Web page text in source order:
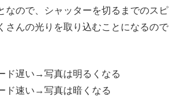
なので、シャッターを切るまでのスピ
さんの光りを取り込むことになるので
ド遅い→写真は明るくなる
ド速い→写真は暗くなる